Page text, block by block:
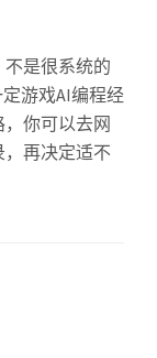
是很系统的
游戏AI编程经
你可以去网
再决定适不